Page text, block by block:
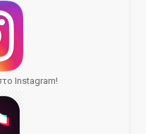
Instagram!